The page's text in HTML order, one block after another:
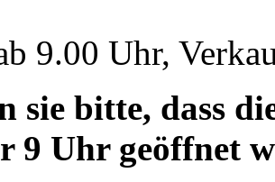
9.00 Uhr,
sie bitte, dass
9 Uhr geöffnet